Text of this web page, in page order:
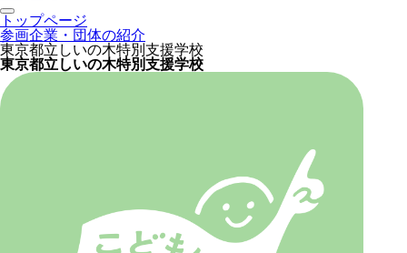
トップページ
参画企業・団体の紹介
東京都立しいの木特別支援学校
東京都立しいの木特別支援学校